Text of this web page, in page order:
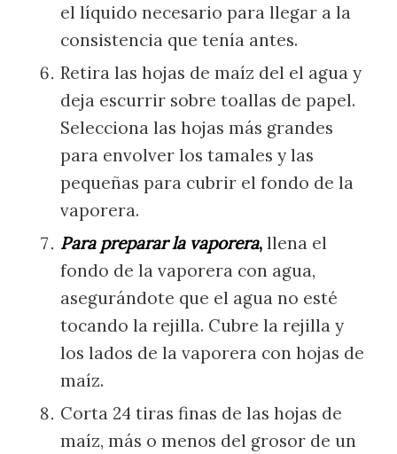
el líquido necesario para llegar a la
consistencia que tenía antes.
Retira las hojas de maíz del el agua y
deja escurrir sobre toallas de papel.
Selecciona las hojas más grandes
para envolver los tamales y las
pequeñas para cubrir el fondo de la
vaporera.
Para preparar la vaporera,llena el
fondo de la vaporera con agua,
asegurándote que el agua no esté
tocando la rejilla. Cubre la rejilla y
los lados de la vaporera con hojas de
maíz.
Corta 24 tiras finas de las hojas de
maíz, más o menos del grosor de un